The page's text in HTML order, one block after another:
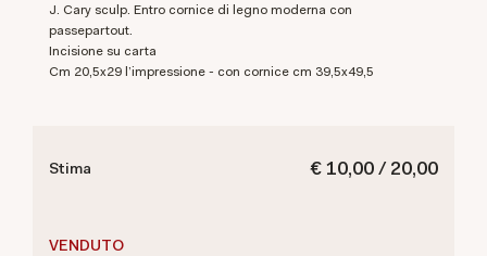
J. Cary sculp. Entro cornice di legno moderna con
passepartout.
Incisione su carta
cm 20,5x29 l'impressione - con cornice cm 39,5x49,5
€ 10,00 / 20,00
Stima
VENDUTO